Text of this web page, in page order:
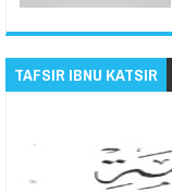
TAFSIR IBNU KATSIR